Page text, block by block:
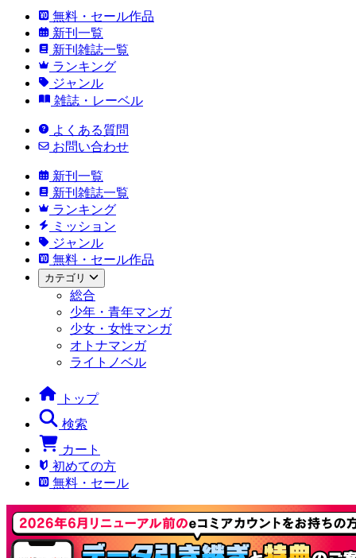
無料・セール作品
新刊一覧
新刊雑誌一覧
ランキング
ジャンル
雑誌・レーベル
よくある質問
お問い合わせ
新刊一覧
新刊雑誌一覧
ランキング
ミッション
ジャンル
無料・セール作品
カテゴリ
総合
少年・青年マンガ
少女・女性マンガ
オトナマンガ
ライトノベル
トップ
検索
カート
初めての方
無料・セール